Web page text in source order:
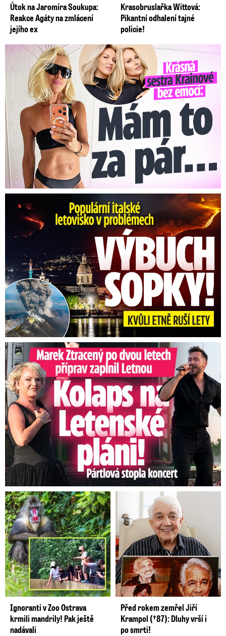
Útok na Jaromíra Soukupa:
Reakce Agáty na zmlácení
jejího ex
Krasobruslařka Wittová:
Pikantní odhalení tajné
policie!
Krásná sestra Krainové bez emocí: Mám to za pár…
Erupce sicilské sopky Etny: Ruší desítky letů
Marek Ztracený na Letné: Pártlová stopla koncert
Ignoranti v Zoo Ostrava
krmili mandrily! Pak ještě
nadávali
Před rokem zemřel Jiří
Krampol (†87): Dluhy vrší i
po smrti!